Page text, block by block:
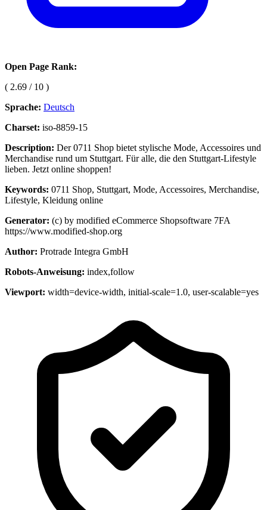
Open Page Rank:
( 2.69 / 10 )
Sprache: Deutsch
Charset: iso-8859-15
Description: Der 0711 Shop bietet stylische Mode, Accessoires und
Merchandise rund um Stuttgart. Für alle, die den Stuttgart-Lifestyle
lieben. Jetzt online shoppen!
Keywords: 0711 Shop, Stuttgart, Mode, Accessoires, Merchandise,
Lifestyle, Kleidung online
Generator: (c) by modified eCommerce Shopsoftware 7FA
https://www.modified-shop.org
Author: Protrade Integra GmbH
Robots-Anweisung: index,follow
Viewport: width=device-width, initial-scale=1.0, user-scalable=yes